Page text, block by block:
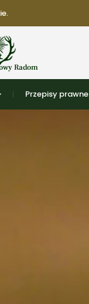
Radom
Przepisy prawne